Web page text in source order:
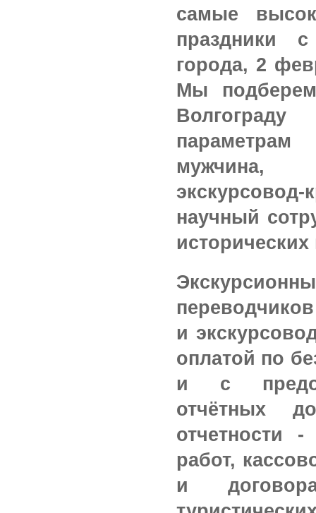
самые
праздники
города, 2
Мы
мужчина,
научный
исторических
переводчиков
и
оплатой по
и с
отчётных
отчетности
работ,
и